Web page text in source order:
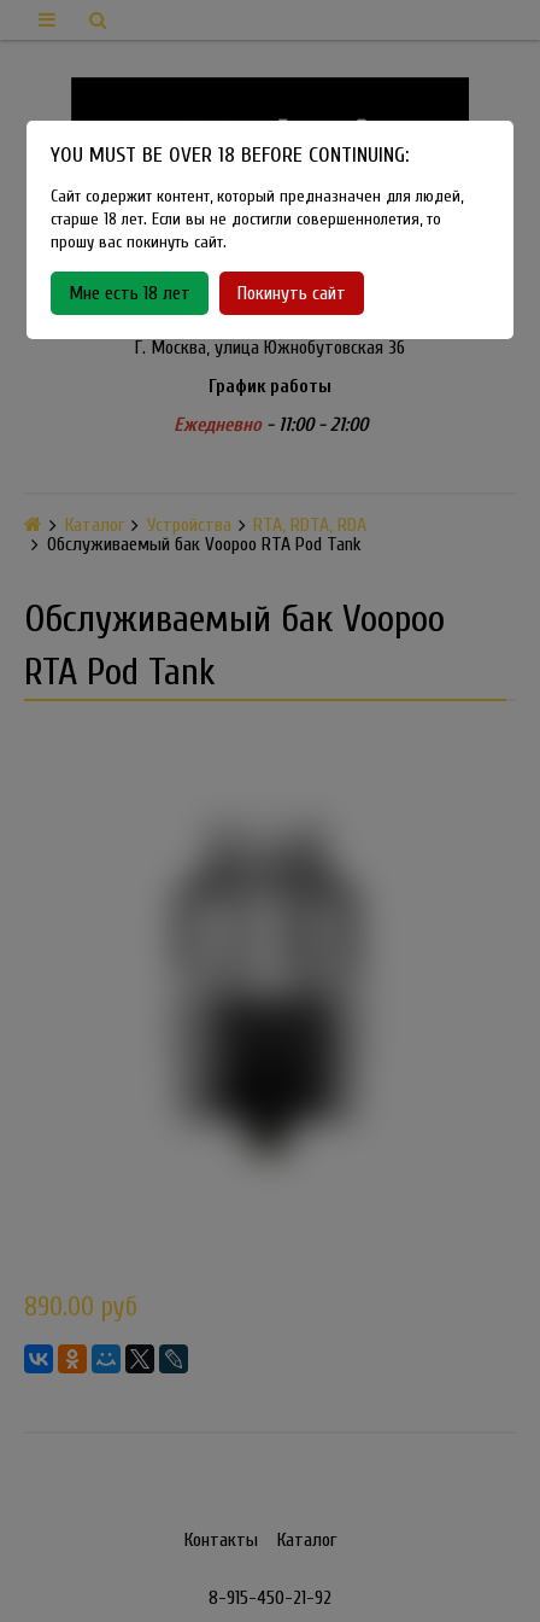
8-915-450-21-92
Розничный магазин Method Vapeshop
Г. Москва, улица Южнобутовская 36
График работы
Ежедневно- 11:00 - 21:00
Каталог Устройства
RTA, RDTA, RDA
Обслуживаемый бак Voopoo RTA Pod Tank
Обслуживаемый бак Voopoo
RTA Pod Tank
890.00 руб
Контакты Каталог
8-915-450-21-92
YOU MUST BE OVER 18 BEFORE CONTINUING:
Сайт содержит контент, который предназначен для людей,
старше 18 лет. Если вы не достигли совершеннолетия, то
прошу вас покинуть сайт.
Мне есть 18 лет Покинуть сайт